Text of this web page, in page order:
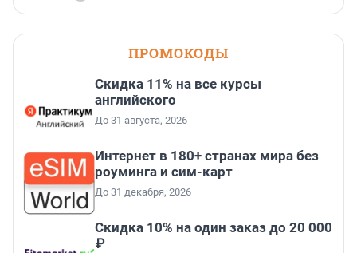
ПРОМОКОДЫ
Скидка 11% на все курсы
английского
До 31 августа, 2026
Интернет в 180+ странах мира без
роуминга и сим-карт
До 31 декабря, 2026
Скидка 10% на один заказ до 20 000
₽